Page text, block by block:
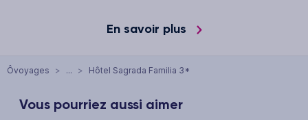
En savoir plus
Ôvoyages > ... > Hôtel Sagrada Familia 3*
Vous pourriez aussi aimer